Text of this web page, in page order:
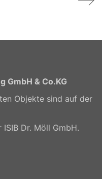
GmbH & Co.KG
Objekte sind auf der
Dr. Möll GmbH.